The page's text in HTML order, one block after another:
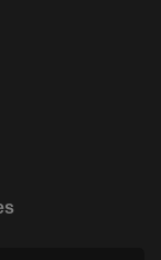
nueva)
en ventana nueva)
(abre en
nueva)
en ventana nueva)
(abre en ventana
nueva)